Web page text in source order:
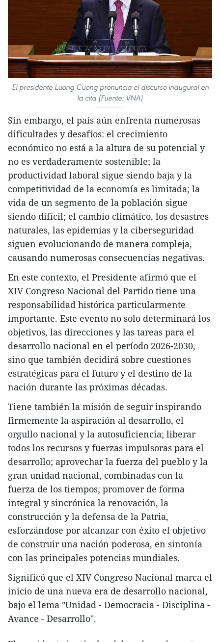
El presidente Luong Cuong pronuncia el discurso inaugural en
la cita (Fuente: VNA)
Sin embargo, el país aún enfrenta numerosas
dificultades y desafíos: el crecimiento
económico no está a la altura de su potencial y
no es verdaderamente sostenible; la
productividad laboral sigue siendo baja y la
competitividad de la economía es limitada; la
vida de un segmento de la población sigue
siendo difícil; el cambio climático, los desastres
naturales, las epidemias y la ciberseguridad
siguen evolucionando de manera compleja,
causando numerosas consecuencias negativas.
En este contexto, el Presidente afirmó que el
XIV Congreso Nacional del Partido tiene una
responsabilidad histórica particularmente
importante. Este evento no solo determinará los
objetivos, las direcciones y las tareas para el
desarrollo nacional en el período 2026-2030,
sino que también decidirá sobre cuestiones
estratégicas para el futuro y el destino de la
nación durante las próximas décadas.
Tiene también la misión de seguir inspirando
firmemente la aspiración al desarrollo, el
orgullo nacional y la autosuficiencia; liberar
todos los recursos y fuerzas impulsoras para el
desarrollo; aprovechar la fuerza del pueblo y la
gran unidad nacional, combinadas con la
fuerza de los tiempos; promover de forma
integral y sincrónica la renovación, la
construcción y la defensa de la Patria,
esforzándose por alcanzar con éxito el objetivo
de construir una nación poderosa, en sintonía
con las principales potencias mundiales.
Significó que el XIV Congreso Nacional marca el
inicio de una nueva era de desarrollo nacional,
bajo el lema "Unidad - Democracia - Disciplina -
Avance - Desarrollo".